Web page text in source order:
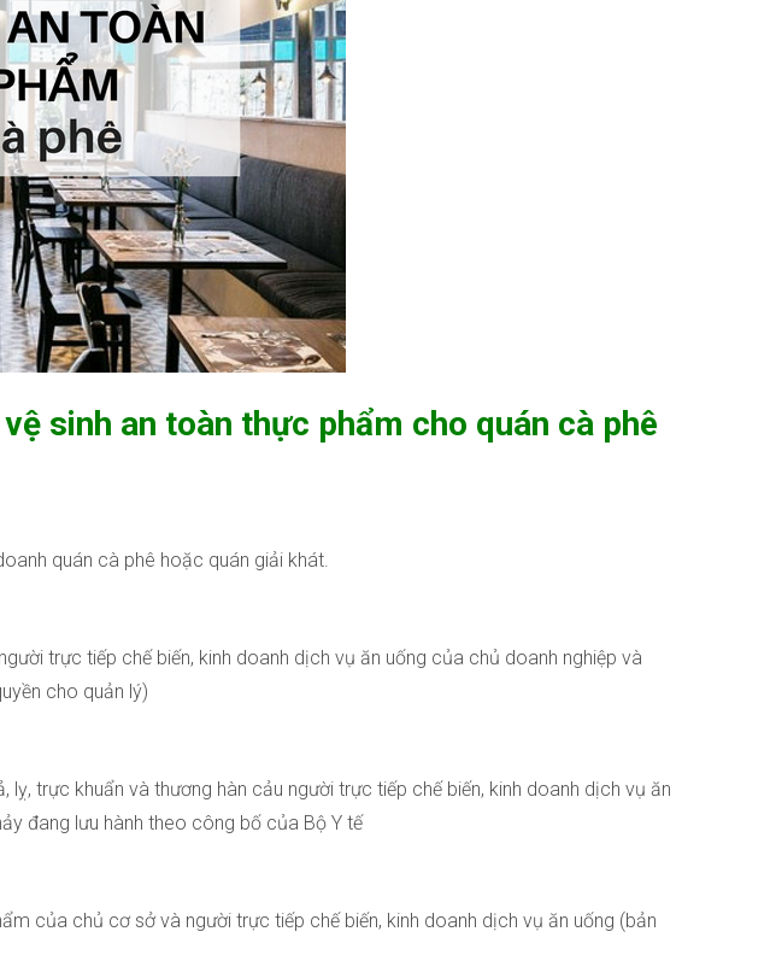
sinh an toàn thực phẩm cho quán cà phê
quán cà phê hoặc quán giải khát.
trực tiếp chế biến, kinh doanh dịch vụ ăn uống của chủ doanh nghiệp và
cho quản lý)
lỵ, trực khuẩn và thương hàn cảu người trực tiếp chế biến, kinh doanh dịch vụ ăn
đang lưu hành theo công bố của Bộ Y tế
của chủ cơ sở và người trực tiếp chế biến, kinh doanh dịch vụ ăn uống (bản